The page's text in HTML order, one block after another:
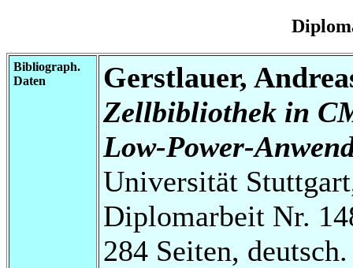
Bibliograph.
Daten
Gerstlauer,
Zellbibliothek in
Low-Power-
Universität
Diplomarbeit Nr.
284 Seiten, deutsch.